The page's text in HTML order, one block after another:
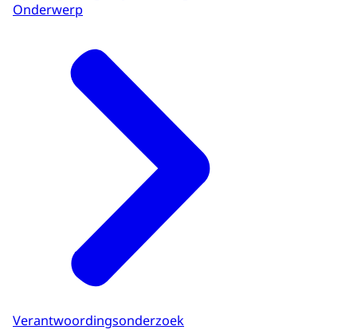
Onderwerp
Verantwoordingsonderzoek